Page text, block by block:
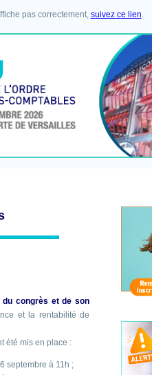
pas correctement, suivez ce lien.
du congrès et de son
et la rentabilité de
été mis en place :
septembre à 11h ;